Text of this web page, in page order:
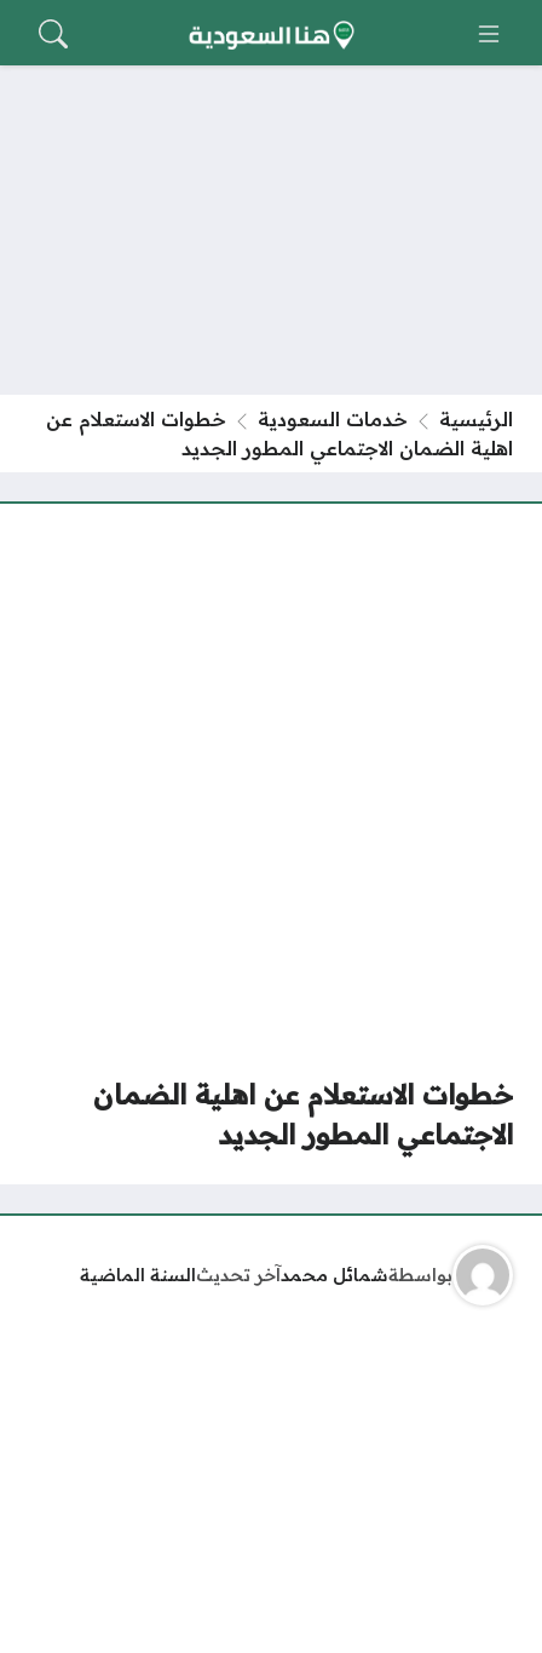
الرئيسية خدمات السعودية
خطوات الاستعلام عن
اهلية الضمان الاجتماعي المطور الجديد
خطوات الاستعلام عن اهلية الضمان
الاجتماعي المطور الجديد
بواسطةشمائل محمدآخر تحديثالسنة الماضية